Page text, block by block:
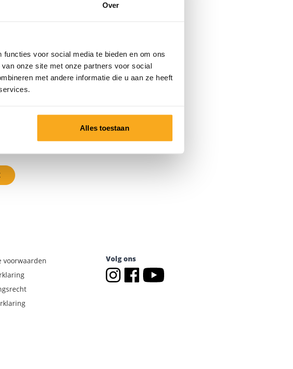
Over
voor social media te bieden en om ons
onze site met onze partners voor social
met andere informatie die u aan ze heeft
Alles toestaan
op
chatbot om
een bericht',
We
werkdagen te
vr, 09:00u -
voorwaarden
Volg ons